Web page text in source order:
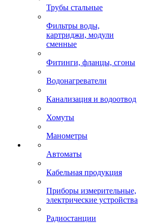
Трубы стальные
Фильтры воды,
картриджи, модули
сменные
Фитинги, фланцы, сгоны
Водонагреватели
Канализация и водоотвод
Хомуты
Манометры
Автоматы
Кабельная продукция
Приборы измерительные,
электрические устройства
Радиостанции